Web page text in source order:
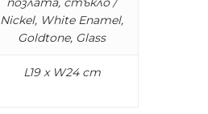
Nickel, White Enamel,
Goldtone, Glass
L19 x W24 cm